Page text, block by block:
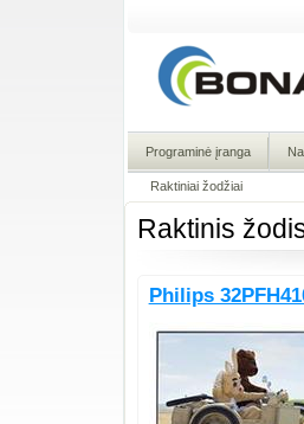
Programinė įranga
Raktiniai žodžiai
Raktinis
Philips